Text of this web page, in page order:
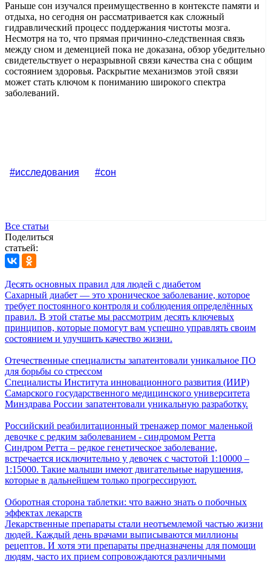
Раньше сон изучался преимущественно в контексте памяти и
отдыха, но сегодня он рассматривается как сложный
гидравлический процесс поддержания чистоты мозга.
Несмотря на то, что прямая причинно-следственная связь
между сном и деменцией пока не доказана, обзор убедительно
свидетельствует о неразрывной связи качества сна с общим
состоянием здоровья. Раскрытие механизмов этой связи
может стать ключом к пониманию широкого спектра
заболеваний.
#исследования #сон
Все статьи
Поделиться
статьей:
Десять основных правил для людей с диабетом
Сахарный диабет — это хроническое заболевание, которое
требует постоянного контроля и соблюдения определённых
правил. В этой статье мы рассмотрим десять ключевых
принципов, которые помогут вам успешно управлять своим
состоянием и улучшить качество жизни.
Отечественные специалисты запатентовали уникальное ПО
для борьбы со стрессом
Специалисты Института инновационного развития (ИИР)
Самарского государственного медицинского университета
Минздрава России запатентовали уникальную разработку.
Российский реабилитационный тренажер помог маленькой
девочке с редким заболеванием - синдромом Ретта
Синдром Ретта – редкое генетическое заболевание,
встречается исключительно у девочек с частотой 1:10000 –
1:15000. Такие малыши имеют двигательные нарушения,
которые в дальнейшем только прогрессируют.
Оборотная сторона таблетки: что важно знать о побочных
эффектах лекарств
Лекарственные препараты стали неотъемлемой частью жизни
людей. Каждый день врачами выписываются миллионы
рецептов. И хотя эти препараты предназначены для помощи
людям, часто их прием сопровождаются различными